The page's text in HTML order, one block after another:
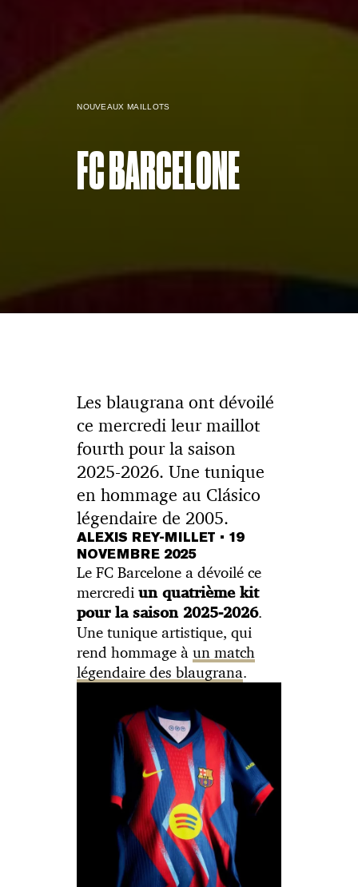
NOUVEAUX MAILLOTS
FC BARCELONE
Les blaugrana ont dévoilé
ce mercredi leur maillot
fourth pour la saison
2025-2026. Une tunique
en hommage au Clásico
légendaire de 2005.
ALEXIS REY-MILLET • 19
NOVEMBRE 2025
Le FC Barcelone a dévoilé ce
mercrediun quatrième kit
pour la saison 2025-2026.
Une tunique artistique, qui
rend hommage àun match
légendaire des blaugrana.